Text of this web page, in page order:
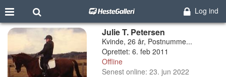
Log ind
Julie T. Petersen
Kvinde, 26 år, Postnumme...
Oprettet: 6. feb 2011
Offline
Senest online: 23. jun 2022